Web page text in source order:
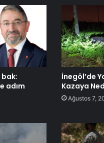
bak:
adım
İnegöl’de
Kazaya
Ağustos 7,